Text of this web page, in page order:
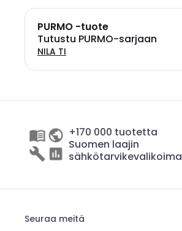
PURMO -tuote
Tutustu PURMO-sarjaan
NILA TI
+170 000 tuotetta
Suomen laajin
sähkötarvikevalikoima
Seuraa meitä